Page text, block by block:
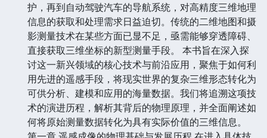
护，再到自动驾驶汽车的导航系统，对高精度三维地理
信息的获取和处理需求日益迫切。传统的二维地图和摄
影测量技术在某些方面已显不足，亟需能够穿透障碍、
直接获取三维坐标的新型测量手段。 本书旨在深入探
讨这一新兴领域的核心技术与前沿应用，聚焦于如何利
用先进的遥感手段，将现实世界的复杂三维形态转化为
可供分析、建模和应用的海量数据。我们将追溯这项技
术的演进历程，解析其背后的物理原理，并全面阐述如
何将原始测量数据转化为具有实际价值的三维信息。